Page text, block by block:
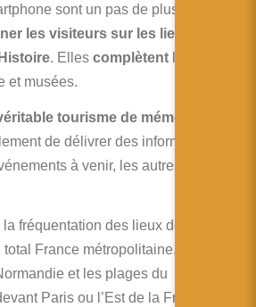
sont un pas de plus :
les visiteurs sur les lieux même
. Elles complètent
et musées.
tourisme de mémoire,
de délivrer des informations sur
à venir, les autres
fréquentation des lieux de mémoire
France métropolitaine. La région
et les plages du
Paris ou l’Est de la France. Le